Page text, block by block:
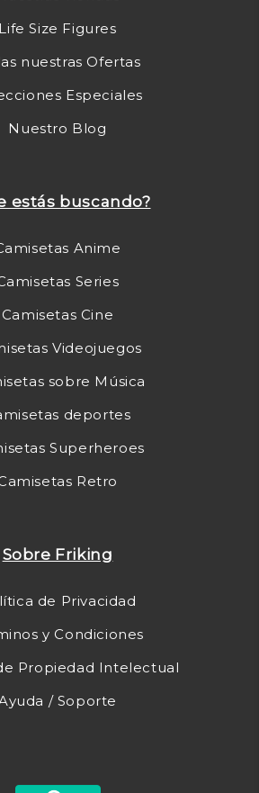
Life Size Figures
nuestras Ofertas
Especiales
Nuestro Blog
estás buscando?
Anime
Series
Camisetas Cine
Videojuegos
sobre Música
deportes
Superheroes
Retro
Sobre Friking
de Privacidad
y Condiciones
Propiedad Intelectual
/ Soporte